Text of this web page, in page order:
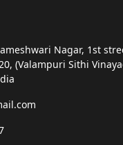
Nagar, 1st
(Valampuri Sithi